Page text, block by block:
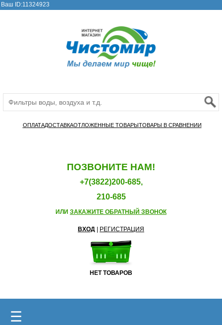
Ваш ID:11324923
ОПЛАТАДОСТАВКАОТЛОЖЕННЫЕ ТОВАРЫТОВАРЫ В СРАВНЕНИИ
ПОЗВОНИТЕ НАМ!
+7(3822)200-685,
210-685
ИЛИ ЗАКАЖИТЕ ОБРАТНЫЙ ЗВОНОК
ВХОД РЕГИСТРАЦИЯ
НЕТ ТОВАРОВ
☰